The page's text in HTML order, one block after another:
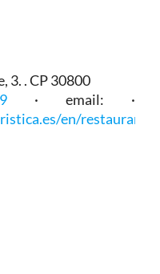
3. . CP 30800
· email: ·
en/restaurant/